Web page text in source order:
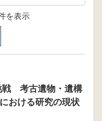
を表示
戦 考古遺物・遺構
おける研究の現状